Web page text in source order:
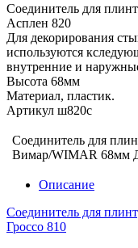
Соединитель для
Асплен 820
Для декорирования
используются
внутренние и
Высота 68мм
Материал, пластик.
Артикул ш820с
Соединитель для
Вимар/WIMAR 68мм
Описание
Соединитель для
Гроссо 810